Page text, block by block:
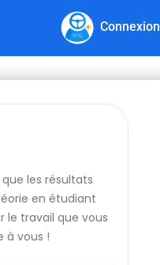
Connexion
les résultats
en étudiant
le travail que vous
à vous !